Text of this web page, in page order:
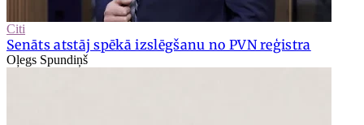
Citi
Senāts atstāj spēkā izslēgšanu no PVN reģistra
Oļegs Spundiņš